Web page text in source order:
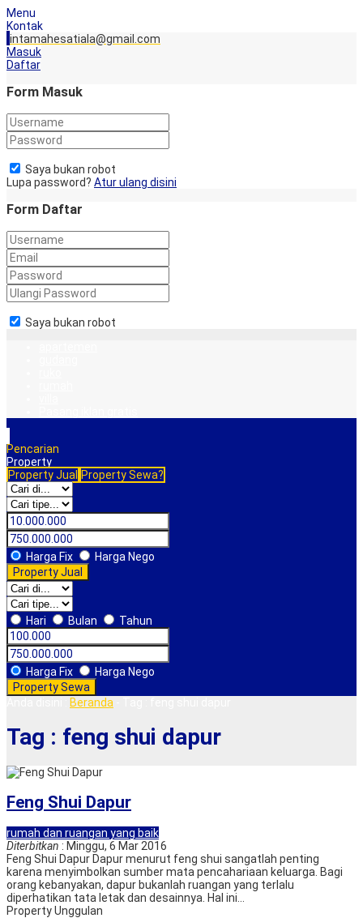
Menu
Kontak
intamahesatiala@gmail.com
Masuk
Daftar
Form Masuk
Saya bukan robot
Lupa password? Atur ulang disini
Form Daftar
Saya bukan robot
Pencarian
Property
Property Jual Property Sewa?
Harga Fix
Harga Nego
Property Jual
Hari Bulan Tahun
Harga Fix
Harga Nego
Property Sewa
Beranda
Tag : feng shui dapur
Feng Shui Dapur
rumah dan ruangan yang baik
Diterbitkan : Minggu, 6 Mar 2016
Feng Shui Dapur Dapur menurut feng shui sangatlah penting
karena menyimbolkan sumber mata pencahariaan keluarga. Bagi
orang kebanyakan, dapur bukanlah ruangan yang terlalu
diperhatikan tata letak dan desainnya. Hal ini...
Property Unggulan